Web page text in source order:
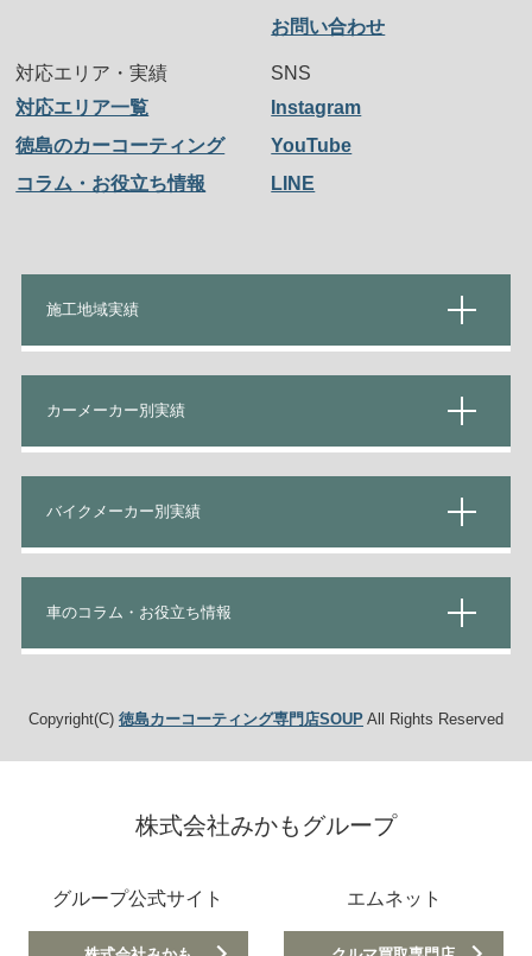
お問い合わせ
対応エリア・実績
対応エリア一覧
徳島のカーコーティング
コラム・お役立ち情報
SNS
Instagram
YouTube
LINE
施工地域実績
カーメーカー別実績
バイクメーカー別実績
車のコラム・お役立ち情報
Copyright(C) 徳島カーコーティング専門店SOUPAll Rights Reserved
株式会社みかもグループ
グループ公式サイト エムネット